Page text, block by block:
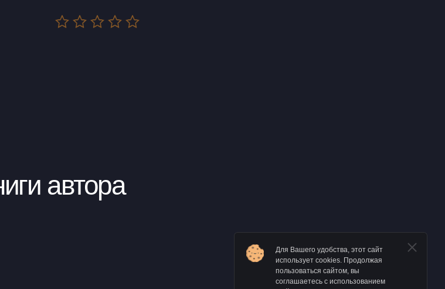
автора
Для Вашего удобства, этот сайт
использует cookies. Продолжая
пользоваться сайтом, вы
соглашаетесь с использованием